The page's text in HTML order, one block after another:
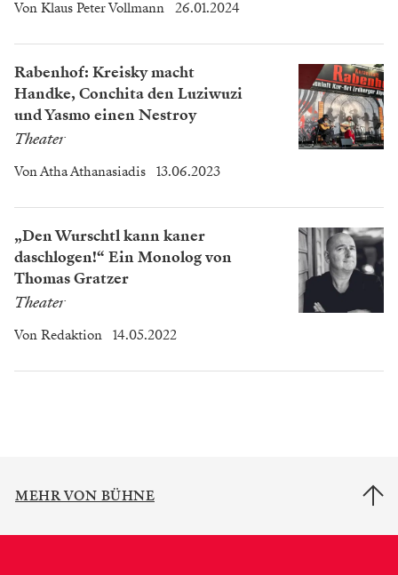
Von Klaus Peter Vollmann 26.01.2024
Rabenhof: Kreisky macht
Handke, Conchita den Luziwuzi
und Yasmo einen Nestroy
Theater
VonAtha Athanasiadis 13.06.2023
„Den Wurschtl kann kaner
daschlogen!“ Ein Monolog von
Thomas Gratzer
Theater
Von Redaktion 14.05.2022
MEHR VON BÜHNE